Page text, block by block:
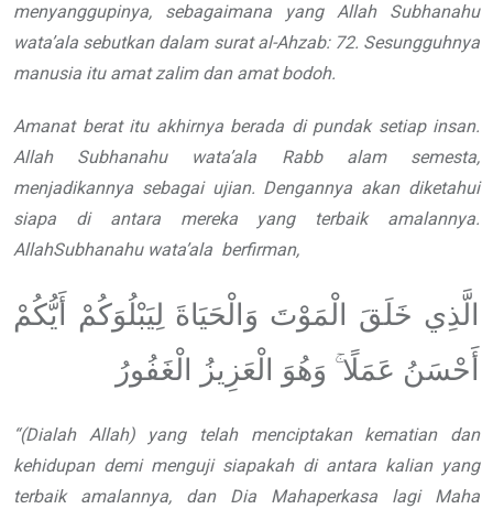
menyanggupinya, sebagaimana yang Allah Subhanahu
wata’ala sebutkan dalam surat al-Ahzab: 72. Sesungguhnya
manusia itu amat zalim dan amat bodoh.
Amanat berat itu akhirnya berada di pundak setiap insan.
Allah Subhanahu wata’ala Rabb
alam semesta,
menjadikannya sebagai ujian. Dengannya akan diketahui
siapa di
antara mereka yang terbaik amalannya.
AllahSubhanahu wata’ala berfirman,
الَّذِي خَلَقَ الْمَوْتَ وَالْحَيَاةَ لِيَبْلُوَكُمْ أَيُّكُمْ
أَحْسَنُ عَمَلًا ۚ وَهُوَ الْعَزِيزُ الْغَفُورُ
“(Dialah Allah) yang telah
menciptakan kematian dan
kehidupan demi menguji siapakah di antara kalian yang
terbaik amalannya, dan Dia
Mahaperkasa lagi Maha